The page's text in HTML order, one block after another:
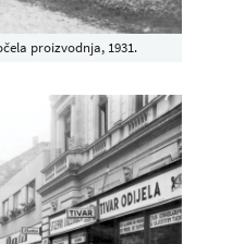
proizvodnja, 1931.